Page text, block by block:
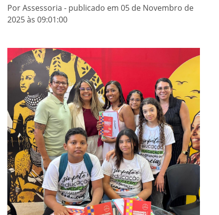
Por Assessoria - publicado em 05 de Novembro de
2025 às 09:01:00